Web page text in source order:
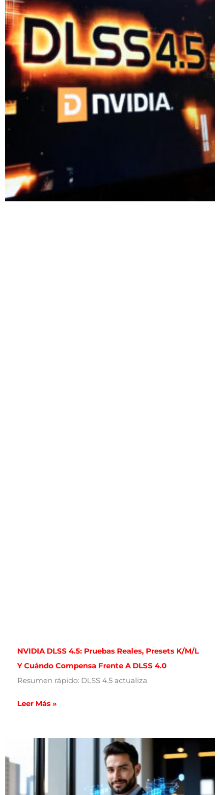
NVIDIA DLSS 4.5: Pruebas Reales, Presets K/M/L
Y Cuándo Compensa Frente A DLSS 4.0
Resumen rápido: DLSS 4.5 actualiza
Leer Más »